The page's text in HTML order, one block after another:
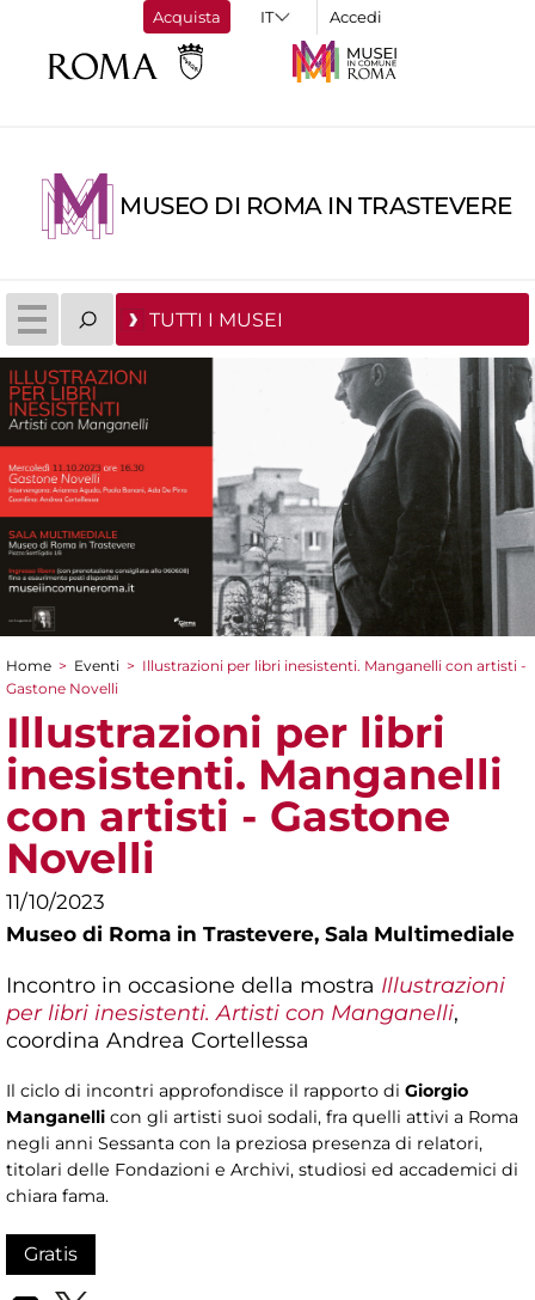
Acquista Accedi
MUSEO DI ROMA IN TRASTEVERE
TUTTI I MUSEI
Tu sei qui
Home > Eventi > Illustrazioni per libri inesistenti. Manganelli con artisti -
Gastone Novelli
Illustrazioni per libri
inesistenti. Manganelli
con artisti - Gastone
Novelli
11/10/2023
Museo di Roma in Trastevere, Sala Multimediale
Incontro in occasione della mostra Illustrazioni
per libri inesistenti. Artisti con Manganelli,
coordina Andrea Cortellessa
Il ciclo di incontri approfondisce il rapporto di Giorgio
Manganelli con gli artisti suoi sodali, fra quelli attivi a Roma
negli anni Sessanta con la preziosa presenza di relatori,
titolari delle Fondazioni e Archivi, studiosi ed accademici di
chiara fama.
Gratis